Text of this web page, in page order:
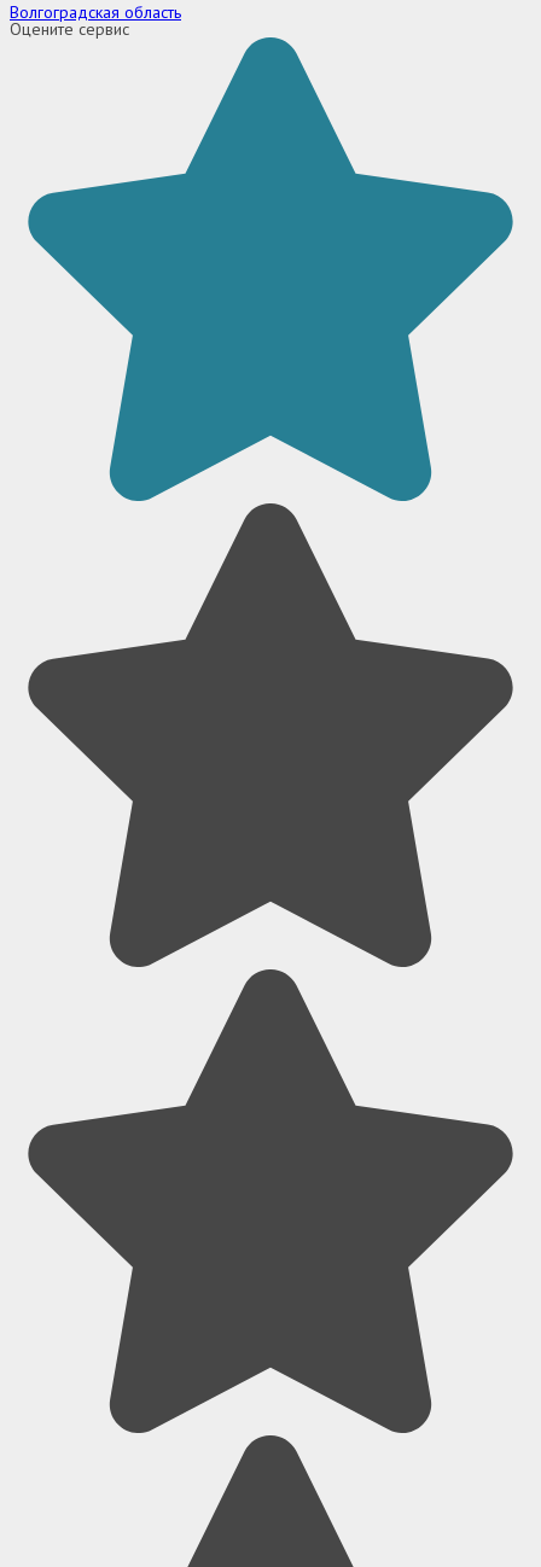
Волгоградская область
Оцените сервис